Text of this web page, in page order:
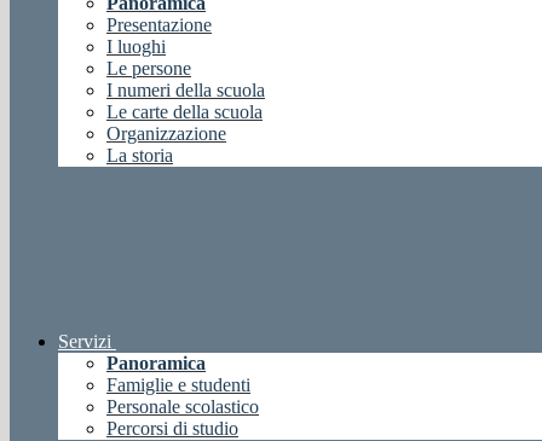
Presentazione
I luoghi
Le persone
I numeri della scuola
Le carte della scuola
Organizzazione
La storia
Servizi
Panoramica
Famiglie e studenti
Personale scolastico
Percorsi di studio